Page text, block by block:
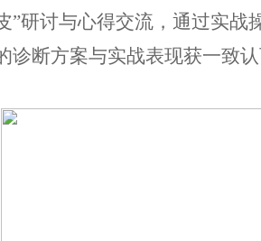
”研讨与心得交流，通过实战
诊断方案与实战表现获一致